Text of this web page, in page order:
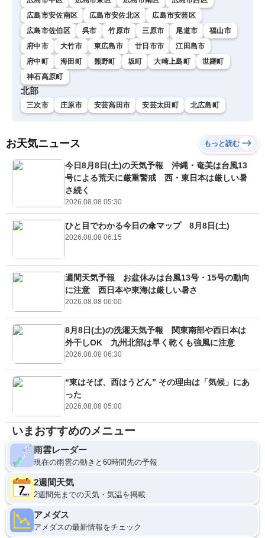
広島市安佐南区
広島市安佐北区
広島市安芸区
広島市佐伯区
呉市 竹原市 三原市 尾道市
福山市
府中市
大竹市 東広島市 廿日市市
江田島市
府中町
海田町 熊野町 坂町 大崎上島町
世羅町
神石高原町
北部
三次市 庄原市 安芸高田市 安芸太田町 北広島町
お天気ニュース もっと読む
今日8月8日(土)の天気予報 沖縄・奄美は台風13
号による荒天に厳重警戒 西・東日本は厳しい暑
さ続く
2026.08.08 05:30
ひと目でわかる今日の傘マップ 8月8日(土)
2026.08.08 06:15
週間天気予報 お盆休みは台風13号・15号の動向
に注意 西日本や東海は厳しい暑さ
2026.08.08 06:00
8月8日(土)の洗濯天気予報 関東南部や西日本は
外干しOK 九州北部は早く乾くも強風に注意
2026.08.08 06:30
“東はそば、西はうどん” その理由は「気候」にあ
った
2026.08.08 05:00
いまおすすめのメニュー
雨雲レーダー
現在の雨雲の動きと60時間先の予報
2週間天気
2週間先までの天気・気温を掲載
アメダス
アメダスの最新情報をチェック